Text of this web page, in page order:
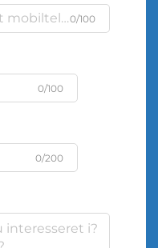
0/100
0/100
0/200